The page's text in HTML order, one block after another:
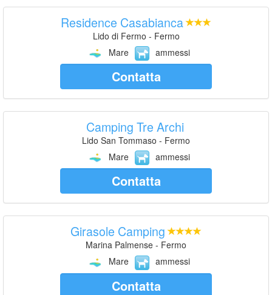
Residence Casabianca
Lido di Fermo - Fermo
Mare
ammessi
Contatta
Camping Tre Archi
Lido San Tommaso - Fermo
Mare
ammessi
Contatta
Girasole Camping
Marina Palmense - Fermo
Mare
ammessi
Contatta